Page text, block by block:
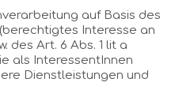
auf Basis des
Interesse an
des Art. 6 Abs. 1 lit a
als InteressentInnen
Dienstleistungen und